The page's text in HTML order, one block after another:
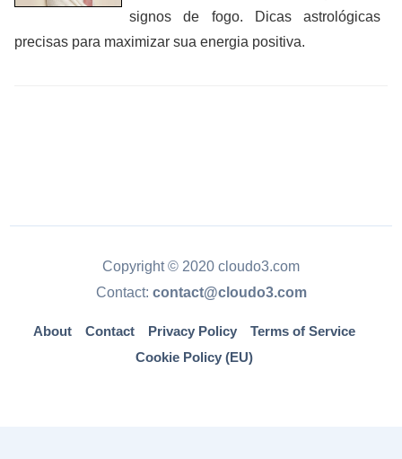
signos de fogo. Dicas astrológicas
precisas para maximizar sua energia positiva.
Copyright © 2020 cloudo3.com
Contact: contact@cloudo3.com
About Contact Privacy Policy
Terms of Service
Cookie Policy (EU)